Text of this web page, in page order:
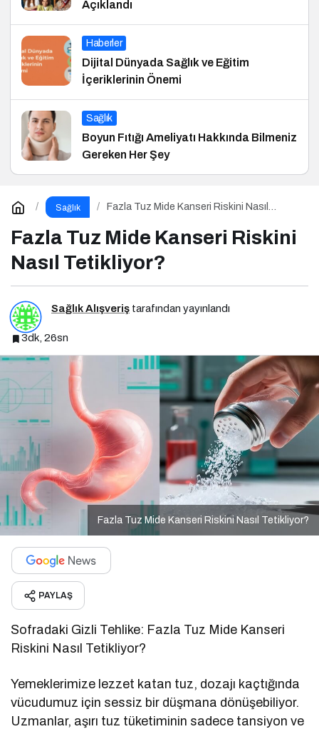
Açıklandı
Haberler
Dijital Dünyada Sağlık ve Eğitim
İçeriklerinin Önemi
Sağlık
Boyun Fıtığı Ameliyatı Hakkında Bilmeniz
Gereken Her Şey
Sağlık
Fazla Tuz Mide Kanseri Riskini Nasıl
Fazla Tuz Mide Kanseri Riskini
Nasıl Tetikliyor?
Sağlık Alışveriş tarafından yayınlandı
3dk, 26sn
Fazla Tuz Mide Kanseri Riskini Nasıl Tetikliyor?
PAYLAŞ
Sofradaki Gizli Tehlike: Fazla Tuz Mide Kanseri
Riskini Nasıl Tetikliyor?
Yemeklerimize lezzet katan tuz, dozajı kaçtığında
vücudumuz için sessiz bir düşmana dönüşebiliyor.
Uzmanlar, aşırı tuz tüketiminin sadece tansiyon ve